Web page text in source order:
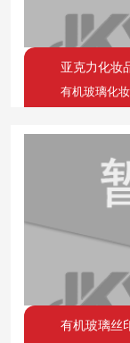
亚克力化妆
有机玻璃丝